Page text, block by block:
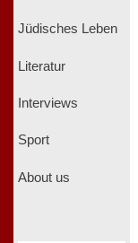
Jüdisches Leben
Literatur
Interviews
Sport
About us